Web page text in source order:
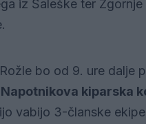
iz Šaleške ter Zgornje
bo od 9. ure dalje
kiparska
vabijo 3-članske